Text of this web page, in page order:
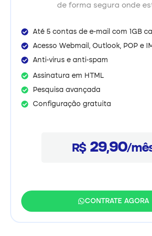
de forma segura onde
Até 5 contas de e-mail com 1GB
Acesso Webmail, Outlook, POP e
Anti-virus e anti-spam
Assinatura em HTML
Pesquisa avançada
Configuração gratuita
R$ 29,90/
CONTRATE AGORA